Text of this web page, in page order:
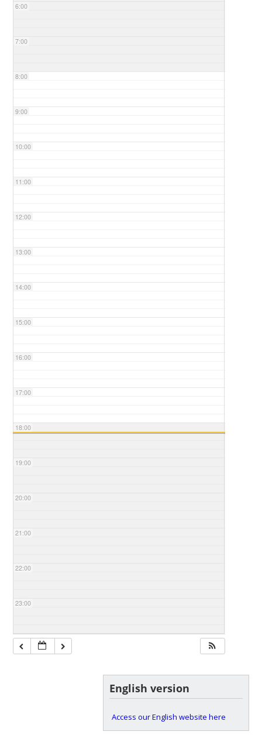
6:00
7:00
8:00
9:00
10:00
11:00
12:00
13:00
14:00
15:00
16:00
17:00
18:00
19:00
20:00
21:00
22:00
23:00
English version
Access our English website here